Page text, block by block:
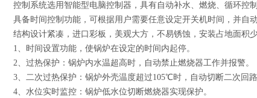
控制系统选用智能型电脑控制器，具有自动补水、燃烧、循环控
具备时间控制功能，可根据用户需要任意设定开关机时间，并自
结构设计紧凑，进口彩板，美观大方，不易锈蚀，安装占地面积少
1、时间设置功能，使锅炉在设定的时间内起停。
2、过热保护：锅炉内水温超高时，自动禁止燃烧器工作并报警。
3、二次过热保护：锅炉外壳温度超过105℃时，自动切断二次回路
4、水位实时监控：锅炉低水位切断燃烧器实现保护。